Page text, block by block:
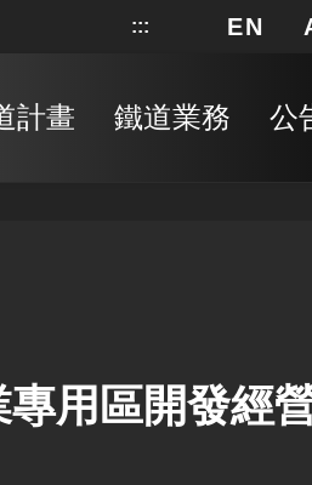
::: 網站地圖
EN
計畫 鐵道業務 公
專用區開發經